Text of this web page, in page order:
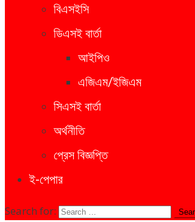
বিএসইসি
ডিএসই বার্তা
আইপিও
এজিএম/ইজিএম
সিএসই বার্তা
অর্থনীতি
প্রেস বিজ্ঞপ্তি
ই-পেপার
Search for: